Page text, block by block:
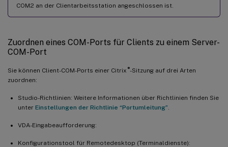
COM2 an der Clientarbeitsstation angeschlossen ist.
Zuordnen eines COM-Ports für Clients zu einem Server-
COM-Port
Sie können Client-COM-Ports einer Citrix ®-Sitzung auf drei Arten
zuordnen:
Studio-Richtlinien: Weitere Informationen über Richtlinien finden Sie
unter Einstellungen der Richtlinie “Portumleitung”
VDA-Eingabeaufforderung:
Konfigurationstool für Remotedesktop (Terminaldienste):